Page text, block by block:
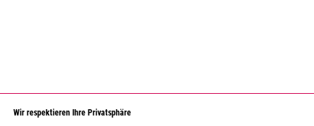
Wir respektieren Ihre Privatsphäre